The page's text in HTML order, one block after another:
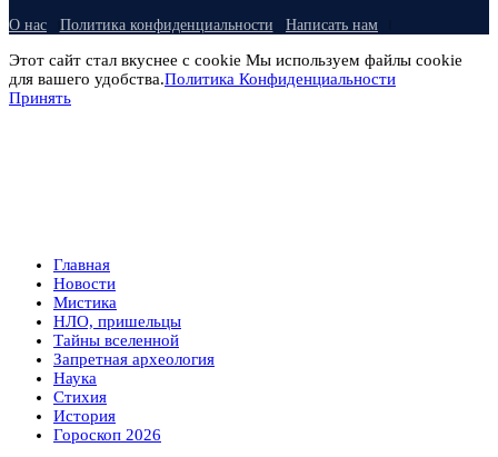
О нас Политика конфиденциальности Написать нам
Этот сайт стал вкуснее с cookie Мы используем файлы cookie
для вашего удобства.Политика Конфиденциальности
Принять
Главная
Новости
Мистика
НЛО, пришельцы
Тайны вселенной
Запретная археология
Наука
Стихия
История
Гороскоп 2026